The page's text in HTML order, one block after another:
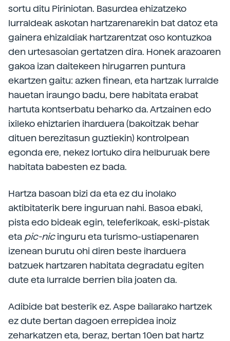
sortu ditu Piriniotan. Basurdea ehizatzeko
lurraldeak askotan hartzarenarekin bat datoz eta
gainera ehizaldiak hartzarentzat oso kontuzkoa
den urtesasoian gertatzen dira. Honek arazoaren
gakoa izan daitekeen hirugarren puntura
ekartzen gaitu: azken finean, eta hartzak lurralde
hauetan iraungo badu, bere habitata erabat
hartuta kontserbatu beharko da. Artzainen edo
ixileko ehiztarien iharduera (bakoitzak behar
dituen berezitasun guztiekin) kontrolpean
egonda ere, nekez lortuko dira helburuak bere
habitata babesten ez bada.
Hartza basoan bizi da eta ez du inolako
aktibitaterik bere inguruan nahi. Basoa ebaki,
pista edo bideak egin, teleferikoak, eski-pistak
eta pic-nicinguru eta turismo-ustiapenaren
izenean burutu ohi diren beste iharduera
batzuek hartzaren habitata degradatu egiten
dute eta lurralde berrien bila joaten da.
Adibide bat besterik ez. Aspe bailarako hartzek
ez dute bertan dagoen errepidea inoiz
zeharkatzen eta, beraz, bertan 10en bat hartz